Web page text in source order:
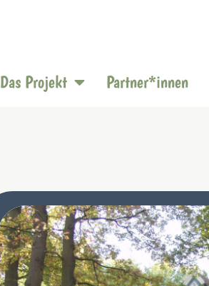
Das Projekt Partner*innen